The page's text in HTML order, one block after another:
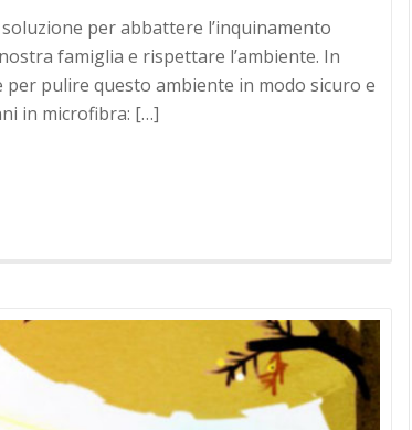
per abbattere l’inquinamento
famiglia e rispettare l’ambiente. In
pulire questo ambiente in modo sicuro e
in microfibra: […]